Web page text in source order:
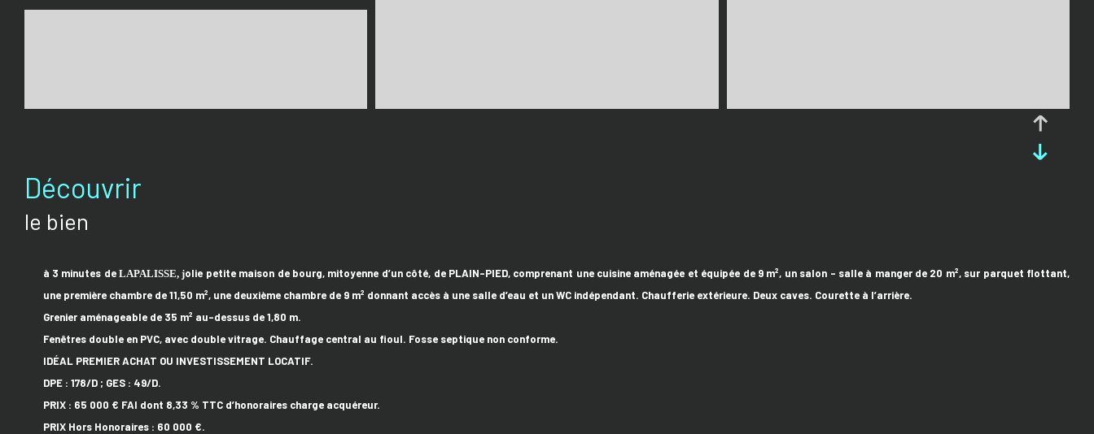
découvrir
le bien
à 3 minutes deLAPALISSE, jolie petite maison de bourg, mitoyenne d’un côté, de PLAIN-PIED, comprenant une cuisine aménagée et équipée de 9 m², un salon – salle à manger de 20 m², sur parquet flottant,
une première chambre de 11,50 m², une deuxième chambre de 9 m² donnant accès à une salle d’eau et un WC indépendant. Chaufferie extérieure. Deux caves. Courette à l’arrière.
Grenier aménageable de 35 m² au-dessus de 1,80 m.
Fenêtres double en PVC, avec double vitrage. Chauffage central au fioul. Fosse septique non conforme.
IDÉAL PREMIER ACHAT OU INVESTISSEMENT LOCATIF.
DPE : 178/D ; GES : 49/D.
PRIX : 65 000 € FAI dont 8,33 % TTC d’honoraires charge acquéreur.
PRIX Hors Honoraires : 60 000 €.